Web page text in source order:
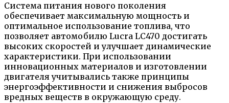
Система питания нового поколения
обеспечивает максимальную мощность и
оптимальное использование топлива, что
позволяет автомобилю Lucra LC470 достигать
высоких скоростей и улучшает динамические
характеристики. При использовании
инновационных материалов и изготовлении
двигателя учитывались также принципы
энергоэффективности и снижения выбросов
вредных веществ в окружающую среду.